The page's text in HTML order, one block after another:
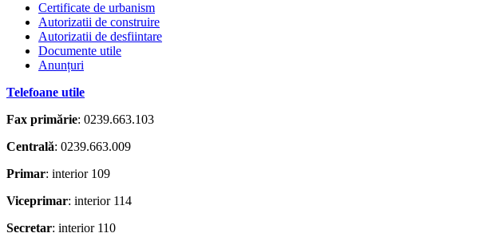
Certificate de urbanism
Autorizatii de construire
Autorizatii de desfiintare
Documente utile
Anunțuri
Telefoane utile
Fax primărie: 0239.663.103
Centrală: 0239.663.009
Primar: interior 109
Viceprimar: interior 114
Secretar: interior 110